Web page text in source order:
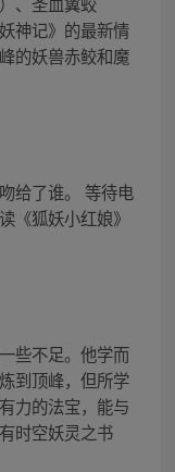
神记》的最新情
的妖兽赤鲛和魔
给了谁。 等待电
《狐妖小红娘》
些不足。他学而
到顶峰，但所学
力的法宝，能与
时空妖灵之书